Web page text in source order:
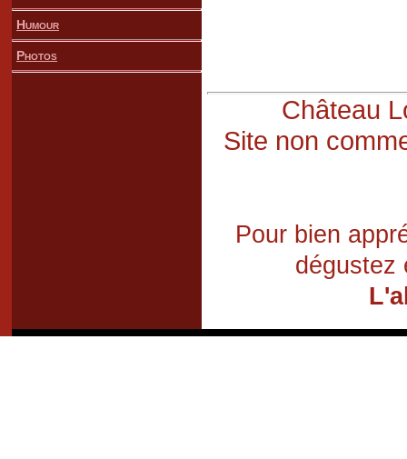
Humour
Photos
Château
Site non
Pour bien
dégustez